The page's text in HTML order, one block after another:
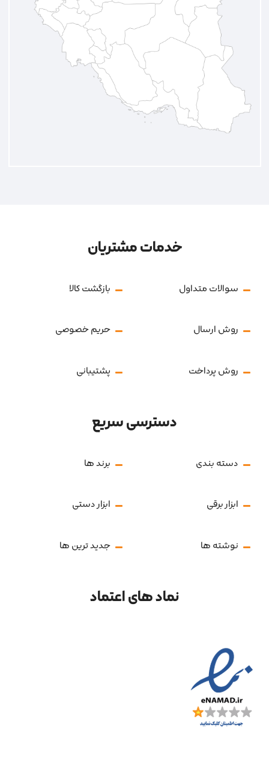
خدمات مشتریان
سوالات متداول بازگشت کالا
روش ارسال حریم خصوصی
روش پرداخت پشتیبانی
دسترسی سریع
دسته بندی برند ها
ابزار برقی ابزار دستی
نوشته ها جدید ترین ها
نماد های اعتماد